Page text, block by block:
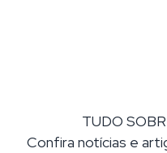
TUDO
Confira notícias e